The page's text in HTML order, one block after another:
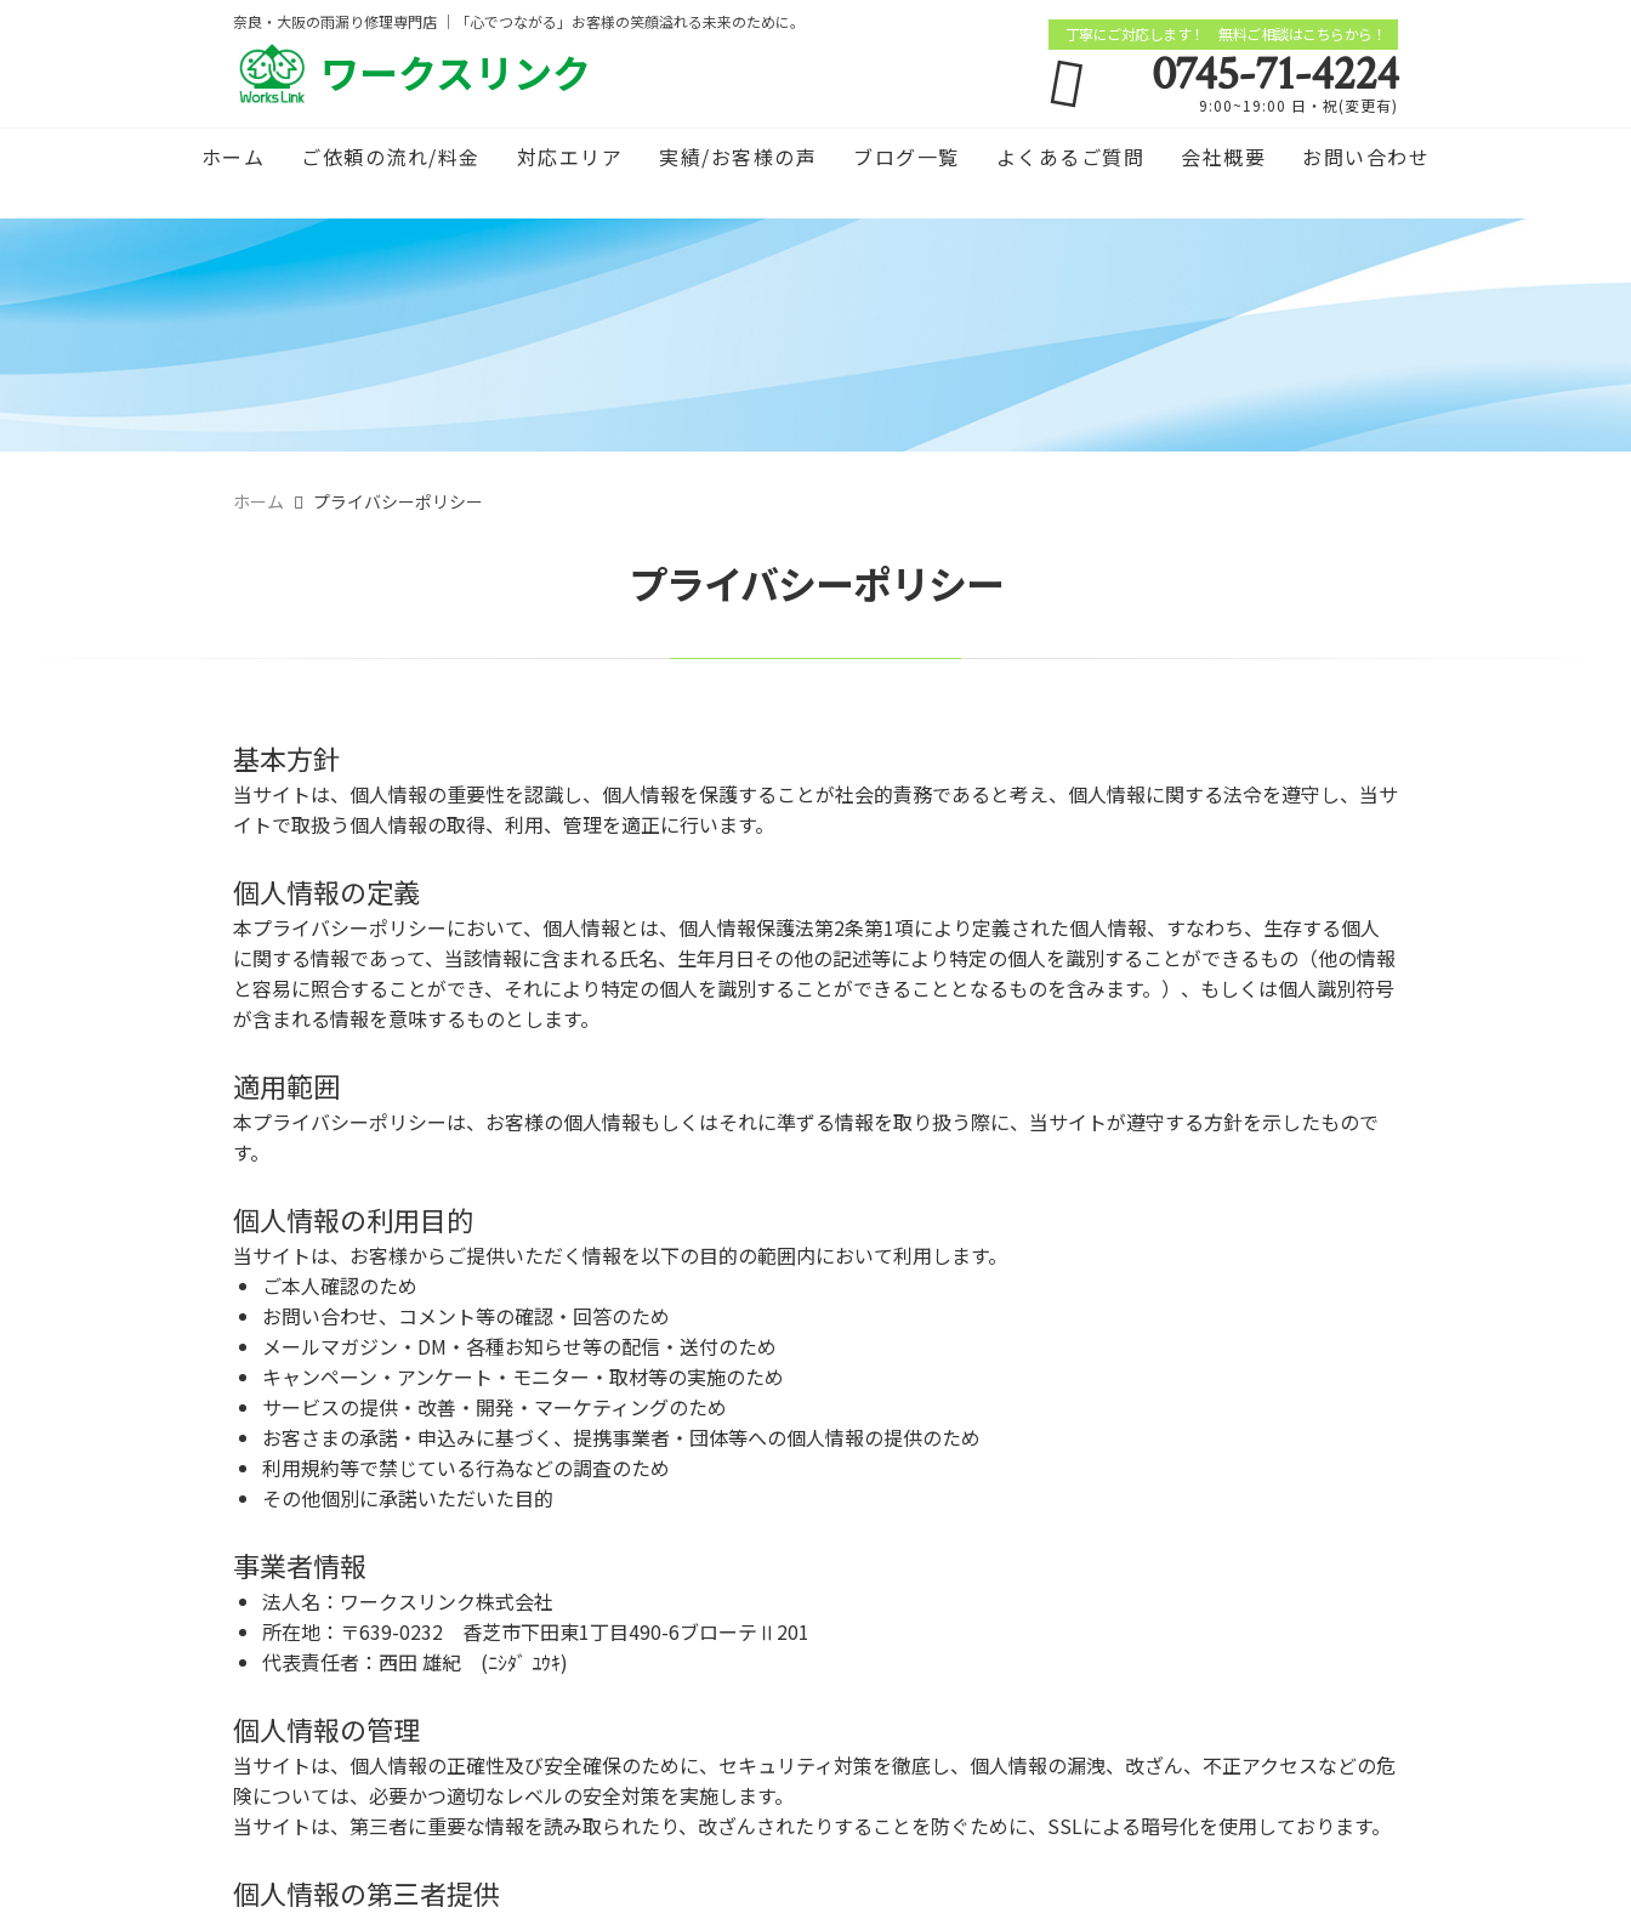
奈良・大阪の雨漏り修理専門店 ｜「心でつながる」お客様の笑顔溢れる未来のために。
ワークスリンク
丁寧にご対応します！ 無料ご相談はこちらから！
0745-71-4224
9:00~19:00 日・祝(変更有)
ホーム ご依頼の流れ/料金 対応エリア 実績/お客様の声 ブログ一覧 よくあるご質問 会社概要 お問い合わせ
ホーム プライバシーポリシー
プライバシーポリシー
基本方針
当サイトは、個人情報の重要性を認識し、個人情報を保護することが社会的責務であると考え、個人情報に関する法令を遵守し、当サ
イトで取扱う個人情報の取得、利用、管理を適正に行います。
個人情報の定義
本プライバシーポリシーにおいて、個人情報とは、個人情報保護法第2条第1項により定義された個人情報、すなわち、生存する個人
に関する情報であって、当該情報に含まれる氏名、生年月日その他の記述等により特定の個人を識別することができるもの（他の情報
と容易に照合することができ、それにより特定の個人を識別することができることとなるものを含みます。）、もしくは個人識別符号
が含まれる情報を意味するものとします。
適用範囲
本プライバシーポリシーは、お客様の個人情報もしくはそれに準ずる情報を取り扱う際に、当サイトが遵守する方針を示したもので
す。
個人情報の利用目的
当サイトは、お客様からご提供いただく情報を以下の目的の範囲内において利用します。
ご本人確認のため
お問い合わせ、コメント等の確認・回答のため
メールマガジン・DM・各種お知らせ等の配信・送付のため
キャンペーン・アンケート・モニター・取材等の実施のため
サービスの提供・改善・開発・マーケティングのため
お客さまの承諾・申込みに基づく、提携事業者・団体等への個人情報の提供のため
利用規約等で禁じている行為などの調査のため
その他個別に承諾いただいた目的
事業者情報
法人名：ワークスリンク株式会社
所在地：〒639-0232 香芝市下田東1丁目490-6ブローテⅡ201
代表責任者：西田 雄紀 (ﾆｼﾀﾞ ﾕｳｷ)
個人情報の管理
当サイトは、個人情報の正確性及び安全確保のために、セキュリティ対策を徹底し、個人情報の漏洩、改ざん、不正アクセスなどの危
険については、必要かつ適切なレベルの安全対策を実施します。
当サイトは、第三者に重要な情報を読み取られたり、改ざんされたりすることを防ぐために、SSLによる暗号化を使用しております。
個人情報の第三者提供